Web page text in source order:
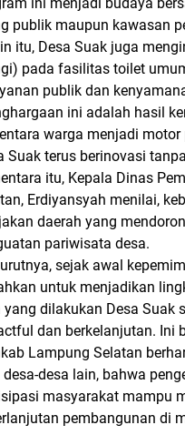
publik maupun kawasan
itu, Desa Suak juga
pada fasilitas toilet
publik dan
ini adalah hasil
warga menjadi
Suak terus berinovasi
itu, Kepala Dinas
Erdiyansyah menilai,
daerah yang
pariwisata desa.
sejak awal
untuk menjadikan
yang dilakukan Desa Suak
dan berkelanjutan. Ini
Lampung Selatan
desa-desa lain, bahwa
masyarakat mampu
pembangunan di